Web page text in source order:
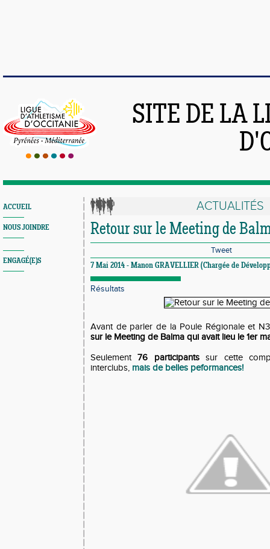
SITE DE LA
ACCUEIL
NOUS JOINDRE
ENGAGÉ(E)S
ACTUALITÉS
Retour sur le Meeting de
Tweet
7 Mai 2014 - Manon GRAVELLIER (Chargée de
Résultats
Avant de parler de la Poule Régionale et
sur le Meeting de Balma qui avait lieu le 1er
Seulement76 participants sur cette
interclubs, mais de belles peformances!